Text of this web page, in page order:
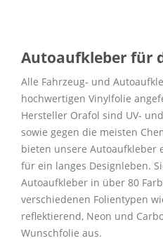
Autoaufkleber für
Alle Fahrzeug- und
hochwertigen Vinylfolie
Hersteller Orafol sind UV-
sowie gegen die meisten
bieten unsere Autoaufkleber
für ein langes Designleben.
Autoaufkleber in über 80
verschiedenen Folientypen
reflektierend, Neon und
Wunschfolie aus.